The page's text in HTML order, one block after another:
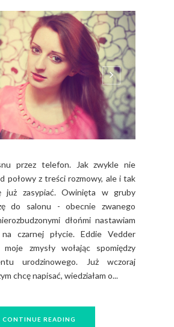
przez telefon. Jak zwykle nie
połowy z treści rozmowy, ale i tak
już zasypiać. Owinięta w gruby
do salonu - obecnie zwanego
dłońmi nastawiam
czarnej płycie. Eddie Vedder
zmysły wołając spomiędzy
urodzinowego. Już wczoraj
chcę napisać, wiedziałam o...
CONTINUE READING